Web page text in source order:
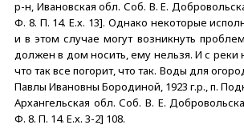
р-н, Ивановская обл. Соб. В. Е.
Ф. 8. П. 14. Е.х. 13]. Однако некоторые
и в этом случае могут возникнуть
должен в дом носить, ему нельзя. И с реки
что так все погорит, что так. Воды для
Павлы Ивановны Бородиной, 1923 г.р., п.
Архангельская обл. Соб. В. Е.
Ф. 8. П. 14. Е.х. 3-2] 108.